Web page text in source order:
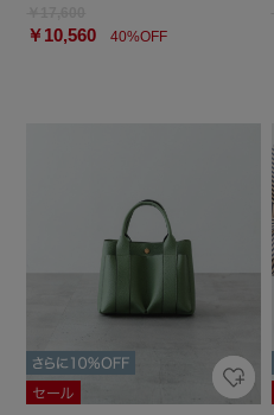
￥10,560 40%OFF